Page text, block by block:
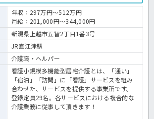
ることができますよ！！無資格・未経験の方で、
てキャリアアップも見込める法人です♪お休みも
ことができますので、プライベートを大切にオン
リのある働き方ができますよ♪ご興味をお持ちの
介護までお問い合わせ下さい。小規模多機能での
。＜介護職 正職員 小多機の求人＞
年収：297万円～512万円
月給：201,000円～344,000円
新潟県上越市五智2丁目1番3号
JR直江津駅
介護職・ヘルパー
看護小規模多機能型居宅介護とは、「通い」
「宿泊」「訪問」に「看護」サービスを組み
合わせた、サービスを提供する事業所です。
登録定員29名。各サービスにおける複合的な
介護業務に従事して頂きます！